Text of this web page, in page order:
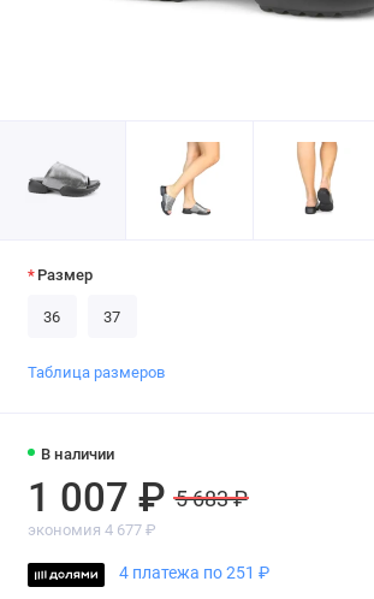
В наличии
1 007 ₽ 5 683 ₽
экономия 4 677 ₽
4 платежа по 251 ₽
Размер
36 37
Таблица размеров